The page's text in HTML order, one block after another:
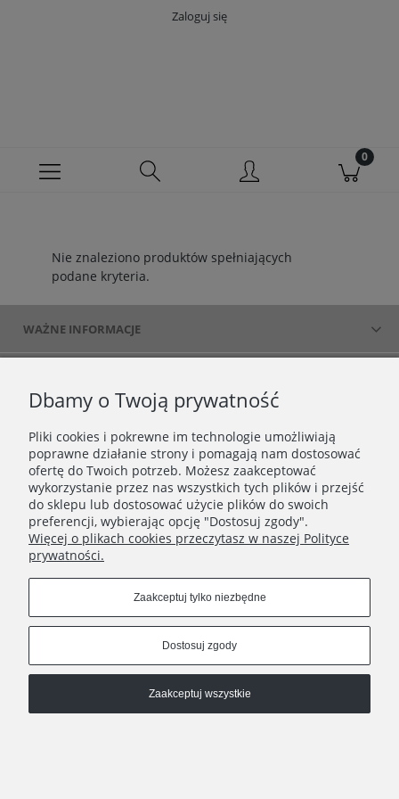
Zaloguj się
Nie znaleziono produktów spełniających
podane kryteria.
WAŻNE INFORMACJE
Pokaż pełną wersję strony
Sklep internetowy Shoplo.pl, powered byShoper.
Dbamy o Twoją prywatność
Pliki cookies i pokrewne im technologie umożliwiają
poprawne działanie strony i pomagają nam dostosować
ofertę do Twoich potrzeb. Możesz zaakceptować
wykorzystanie przez nas wszystkich tych plików i przejść
do sklepu lub dostosować użycie plików do swoich
preferencji, wybierając opcję "Dostosuj zgody".
Więcej o plikach cookies przeczytasz w naszej Polityce
prywatności.
Zaakceptuj tylko niezbędne
Dostosuj zgody
Zaakceptuj wszystkie